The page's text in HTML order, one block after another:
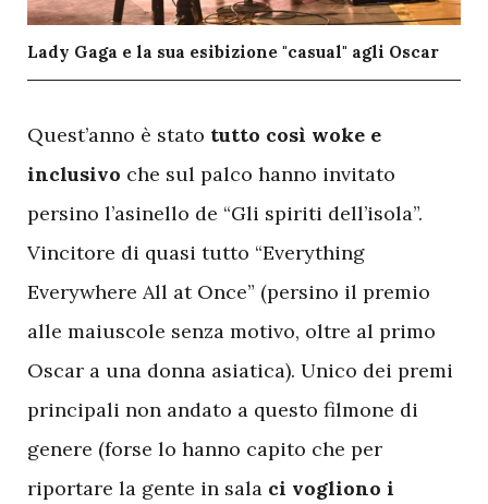
Lady Gaga e la sua esibizione "casual" agli Oscar
Quest’anno è stato tutto così woke e
inclusivo che sul palco hanno invitato
persino l’asinello de “Gli spiriti dell’isola”.
Vincitore di quasi tutto “Everything
Everywhere All at Once” (persino il premio
alle maiuscole senza motivo, oltre al primo
Oscar a una donna asiatica). Unico dei premi
principali non andato a questo filmone di
genere (forse lo hanno capito che per
riportare la gente in sala ci vogliono i